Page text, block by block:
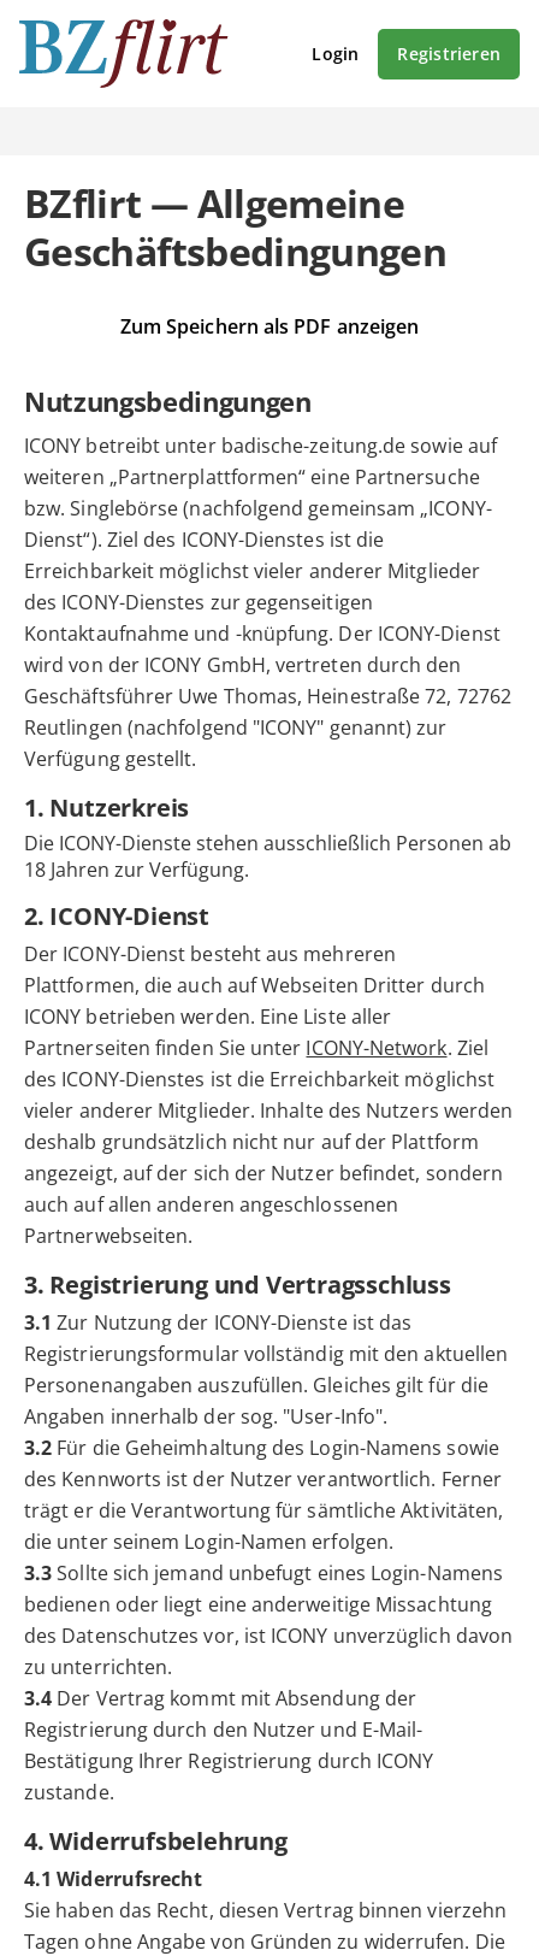
Login Registrieren
BZflirt — Allgemeine
Geschäftsbedingungen
Zum Speichern als PDF anzeigen
Nutzungsbedingungen
ICONY betreibt unter badische-zeitung.de sowie auf
weiteren „Partnerplattformen“ eine Partnersuche
bzw. Singlebörse (nachfolgend gemeinsam „ICONY-
Dienst“). Ziel des ICONY-Dienstes ist die
Erreichbarkeit möglichst vieler anderer Mitglieder
des ICONY-Dienstes zur gegenseitigen
Kontaktaufnahme und -knüpfung. Der ICONY-Dienst
wird von der ICONY GmbH, vertreten durch den
Geschäftsführer Uwe Thomas, Heinestraße 72, 72762
Reutlingen (nachfolgend "ICONY" genannt) zur
Verfügung gestellt.
1. Nutzerkreis
Die ICONY-Dienste stehen ausschließlich Personen ab
18 Jahren zur Verfügung.
2. ICONY-Dienst
Der ICONY-Dienst besteht aus mehreren
Plattformen, die auch auf Webseiten Dritter durch
ICONY betrieben werden. Eine Liste aller
Partnerseiten finden Sie unter ICONY-Network. Ziel
des ICONY-Dienstes ist die Erreichbarkeit möglichst
vieler anderer Mitglieder. Inhalte des Nutzers werden
deshalb grundsätzlich nicht nur auf der Plattform
angezeigt, auf der sich der Nutzer befindet, sondern
auch auf allen anderen angeschlossenen
Partnerwebseiten.
3. Registrierung und Vertragsschluss
3.1 Zur Nutzung der ICONY-Dienste ist das
Registrierungsformular vollständig mit den aktuellen
Personenangaben auszufüllen. Gleiches gilt für die
Angaben innerhalb der sog. "User-Info".
3.2 Für die Geheimhaltung des Login-Namens sowie
des Kennworts ist der Nutzer verantwortlich. Ferner
trägt er die Verantwortung für sämtliche Aktivitäten,
die unter seinem Login-Namen erfolgen.
3.3Sollte sich jemand unbefugt eines Login-Namens
bedienen oder liegt eine anderweitige Missachtung
des Datenschutzes vor, ist ICONY unverzüglich davon
zu unterrichten.
3.4 Der Vertrag kommt mit Absendung der
Registrierung durch den Nutzer und E-Mail-
Bestätigung Ihrer Registrierung durch ICONY
zustande.
4. Widerrufsbelehrung
4.1 Widerrufsrecht
Sie haben das Recht, diesen Vertrag binnen vierzehn
Tagen ohne Angabe von Gründen zu widerrufen. Die